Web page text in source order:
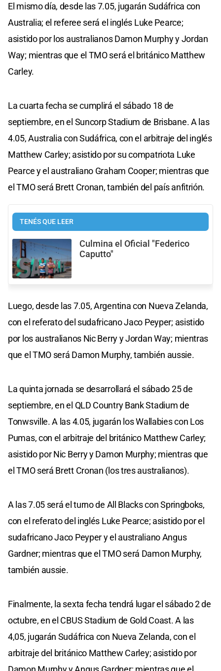
El mismo día, desde las 7.05, jugarán Sudáfrica con
Australia; el referee será el inglés Luke Pearce;
asistido por los australianos Damon Murphy y Jordan
Way; mientras que el TMO será el británico Matthew
Carley.
La cuarta fecha se cumplirá el sábado 18 de
septiembre, en el Suncorp Stadium de Brisbane. A las
4.05, Australia con Sudáfrica, con el arbitraje del inglés
Matthew Carley; asistido por su compatriota Luke
Pearce y el australiano Graham Cooper; mientras que
el TMO será Brett Cronan, también del país anfitrión.
TENÉS QUE LEER
Culmina el Oficial "Federico
Caputto"
Luego, desde las 7.05, Argentina con Nueva Zelanda,
con el referato del sudafricano Jaco Peyper; asistido
por los australianos Nic Berry y Jordan Way; mientras
que el TMO será Damon Murphy, también aussie.
La quinta jornada se desarrollará el sábado 25 de
septiembre, en el QLD Country Bank Stadium de
Tonwsville. A las 4.05, jugarán los Wallabies con Los
Pumas, con el arbitraje del británico Matthew Carley;
asistido por Nic Berry y Damon Murphy; mientras que
el TMO será Brett Cronan (los tres australianos).
A las 7.05 será el turno de All Blacks con Springboks,
con el referato del inglés Luke Pearce; asistido por el
sudafricano Jaco Peyper y el australiano Angus
Gardner; mientras que el TMO será Damon Murphy,
también aussie.
Finalmente, la sexta fecha tendrá lugar el sábado 2 de
octubre, en el CBUS Stadium de Gold Coast. A las
4,05, jugarán Sudáfrica con Nueva Zelanda, con el
arbitraje del británico Matthew Carley; asistido por